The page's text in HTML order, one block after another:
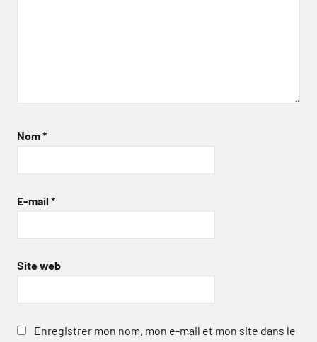
Nom*
E-mail *
Site web
Enregistrer mon nom, mon e-mail et mon site dans le